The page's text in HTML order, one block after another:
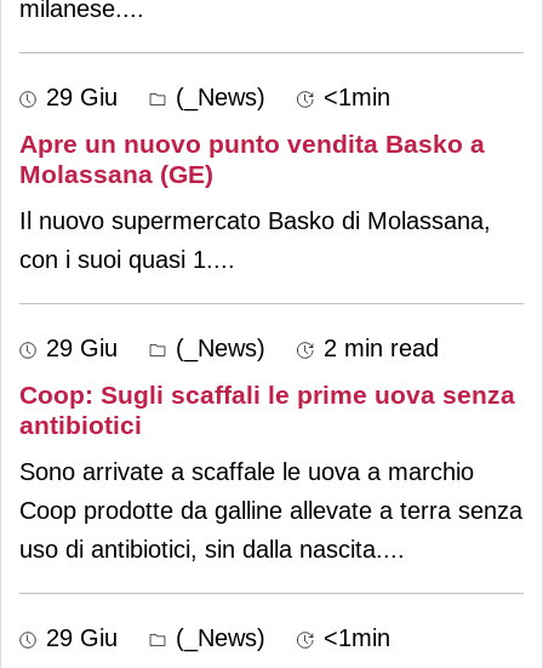
milanese....
29 Giu (_News) <1min
Apre un nuovo punto vendita Basko a
Molassana (GE)
Il nuovo supermercato Basko di Molassana,
con i suoi quasi 1....
29 Giu (_News) 2 min read
Coop: Sugli scaffali le prime uova senza
antibiotici
Sono arrivate a scaffale le uova a marchio
Coop prodotte da galline allevate a terra senza
uso di antibiotici, sin dalla nascita....
29 Giu (_News) <1min